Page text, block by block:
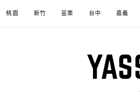
桃園 新竹 苗栗 台中 嘉義